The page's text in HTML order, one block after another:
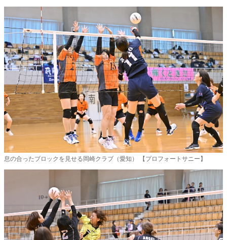
息の合ったブロックを見せる岡崎クラブ（愛知） 【プロフォートサニー】